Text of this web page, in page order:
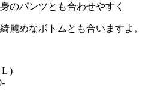
のパンツとも合わせやすく
麗めなボトムとも合いますよ。
L )